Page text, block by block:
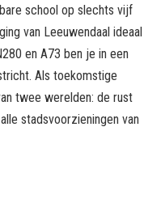
school op slechts vijf
van Leeuwendaal ideaal
en A73 ben je in een
Als toekomstige
twee werelden: de rust
stadsvoorzieningen van